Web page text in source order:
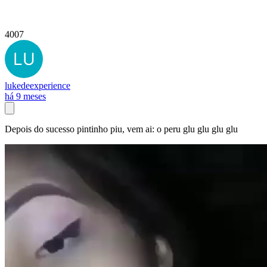
4007
lukedeexperience
há 9 meses
Depois do sucesso pintinho piu, vem ai: o peru glu glu glu glu